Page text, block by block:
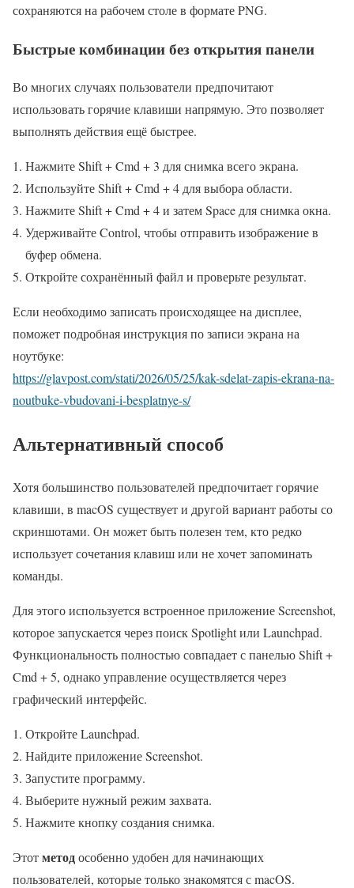
сохраняются на рабочем столе в формате PNG.
Быстрые комбинации без открытия панели
Во многих случаях пользователи предпочитают
использовать горячие клавиши напрямую. Это позволяет
выполнять действия ещё быстрее.
Нажмите Shift + Cmd + 3 для снимка всего экрана.
Используйте Shift + Cmd + 4 для выбора области.
Нажмите Shift + Cmd + 4 и затем Space для снимка окна.
Удерживайте Control, чтобы отправить изображение в
буфер обмена.
Откройте сохранённый файл и проверьте результат.
Если необходимо записать происходящее на дисплее,
поможет подробная инструкция по записи экрана на
ноутбуке:
https://glavpost.com/stati/2026/05/25/kak-sdelat-zapis-ekrana-na-
noutbuke-vbudovani-i-besplatnye-s/
Альтернативный способ
Хотя большинство пользователей предпочитает горячие
клавиши, в macOS существует и другой вариант работы со
скриншотами. Он может быть полезен тем, кто редко
использует сочетания клавиш или не хочет запоминать
команды.
Для этого используется встроенное приложение Screenshot,
которое запускается через поиск Spotlight или Launchpad.
Функциональность полностью совпадает с панелью Shift +
Cmd + 5, однако управление осуществляется через
графический интерфейс.
Откройте Launchpad.
Найдите приложение Screenshot.
Запустите программу.
Выберите нужный режим захвата.
Нажмите кнопку создания снимка.
Этотметодособенно удобен для начинающих
пользователей, которые только знакомятся с macOS.